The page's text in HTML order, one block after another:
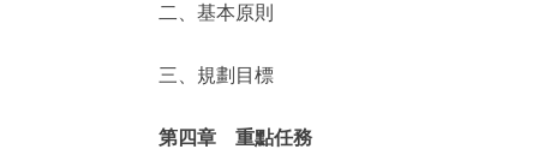
二、基本原則
三、規劃目標
第四章 重點任務